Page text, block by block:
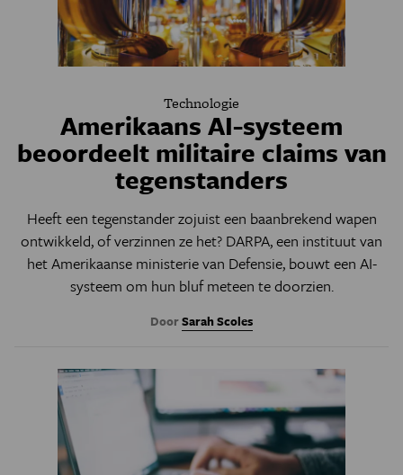
Technologie
Amerikaans AI-systeem
beoordeelt militaire claims van
tegenstanders
Heeft een tegenstander zojuist een baanbrekend wapen
ontwikkeld, of verzinnen ze het? DARPA, een instituut van
het Amerikaanse ministerie van Defensie, bouwt een AI-
systeem om hun bluf meteen te doorzien.
DoorSarah Scoles